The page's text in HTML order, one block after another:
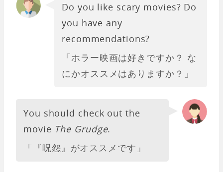
Do you like scary movies? Do
you have any
recommendations?
「ホラー映画は好きですか？ な
にかオススメはありますか？」
You should check out the
movie The Grudge.
「『呪怨』がオススメです」